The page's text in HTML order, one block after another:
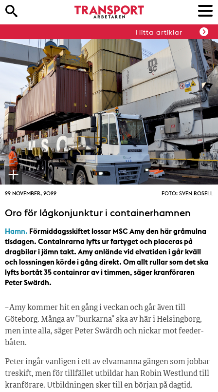
Hitta artiklar
29 NOVEMBER, 2022 FOTO: SVEN ROSELL
Oro för lågkonjunktur i containerhamnen
Hamn. Förmiddagsskiftet lossar MSC Amy den här gråmulna
tisdagen. Containrarna lyfts ur fartyget och placeras på
dragbilar i jämn takt. Amy anlände vid elvatiden i går kväll
och lossningen körde i gång direkt. Om allt rullar som det ska
lyfts bortåt 35 containrar av i timmen, säger kranföraren
Peter Swärdh.
– Amy kommer hit en gång i veckan och går även till
Göteborg. Många av ”burkarna” ska av här i Helsingborg,
men inte alla, säger Peter Swärdh och nickar mot feeder-
båten.
Peter ingår vanligen i ett av elvamanna gängen som jobbar
treskift, men för tillfället utbildar han Robin Westlund till
kranförare. Utbildningen sker till en början på dagtid.